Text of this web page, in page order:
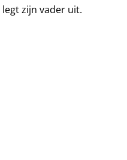
zijn vader uit.